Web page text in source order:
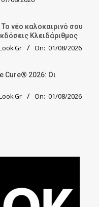
νέο καλοκαιρινό σου
Κλειδάριθμος
On: 01/08/2026
Cure® 2026: Οι
On: 01/08/2026